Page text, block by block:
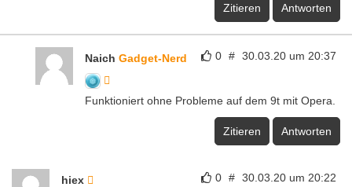
Zitieren Antworten
0 # 30.03.20 um 20:37
Naich Gadget-Nerd
Funktioniert ohne Probleme auf dem 9t mit Opera.
Zitieren Antworten
0 # 30.03.20 um 20:22
hiex